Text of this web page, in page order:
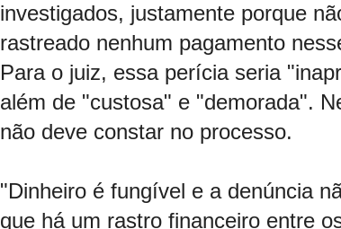
investigados, justamente porque
rastreado nenhum pagamento
Para o juiz, essa perícia seria
além de "custosa" e "demorada".
não deve constar no processo.
"Dinheiro é fungível e a denúncia
que há um rastro financeiro entre